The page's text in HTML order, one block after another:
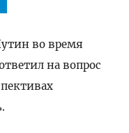
во время
на вопрос